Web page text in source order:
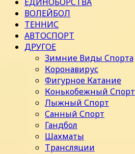
ВОЛЕЙБОЛ
ТЕННИС
АВТОСПОРТ
ДРУГОЕ
Зимние Виды Спорта
Коронавирус
Фигурное Катание
Конькобежный Спорт
Лыжный Спорт
Санный Спорт
Гандбол
Шахматы
Трансляции